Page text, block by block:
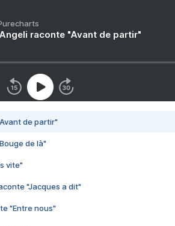
raconte "Avant de partir"
de partir"
de là"
vite"
"Jacques a dit"
"Entre nous"